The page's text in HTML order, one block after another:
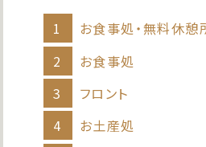
1
お⾷事処・無料休憩
2
お⾷事処
3
フロント
4
お⼟産処